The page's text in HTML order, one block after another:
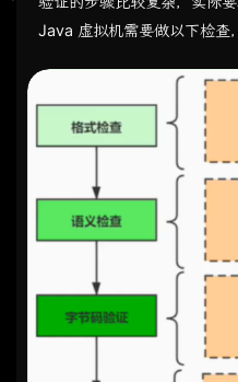
Java 虚拟机需要做以下检查